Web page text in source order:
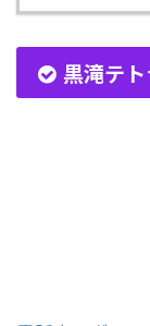
黒滝テ